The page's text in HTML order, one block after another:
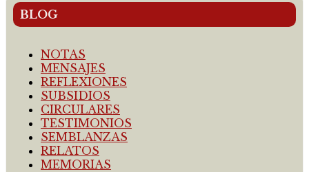
BLOG
NOTAS
MENSAJES
REFLEXIONES
SUBSIDIOS
CIRCULARES
TESTIMONIOS
SEMBLANZAS
RELATOS
MEMORIAS